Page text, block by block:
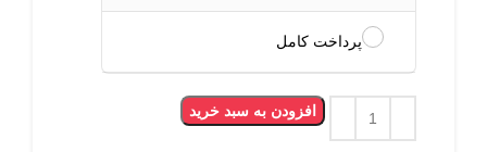
پرداخت کامل
افزودن به سبد خرید